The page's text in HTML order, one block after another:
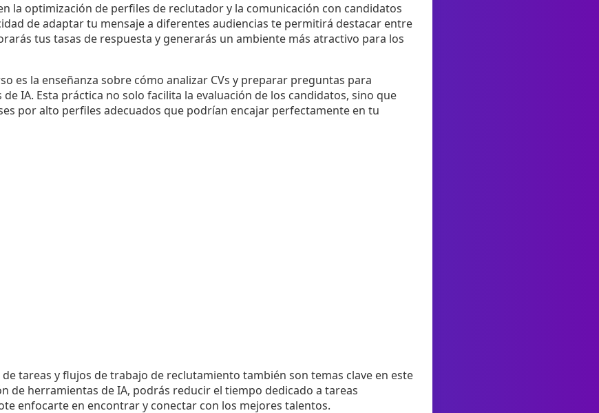
la optimización de perfiles de reclutador y la comunicación con candidatos
de adaptar tu mensaje a diferentes audiencias te permitirá destacar entre
tus tasas de respuesta y generarás un ambiente más atractivo para los
es la enseñanza sobre cómo analizar CVs y preparar preguntas para
IA. Esta práctica no solo facilita la evaluación de los candidatos, sino que
por alto perfiles adecuados que podrían encajar perfectamente en tu
tareas y flujos de trabajo de reclutamiento también son temas clave en este
de herramientas de IA, podrás reducir el tiempo dedicado a tareas
enfocarte en encontrar y conectar con los mejores talentos.